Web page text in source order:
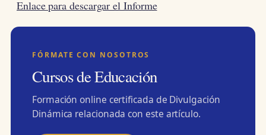
Enlace para descargar el Informe
FÓRMATE CON NOSOTROS
Cursos de Educación
Formación online certificada de Divulgación
Dinámica relacionada con este artículo.